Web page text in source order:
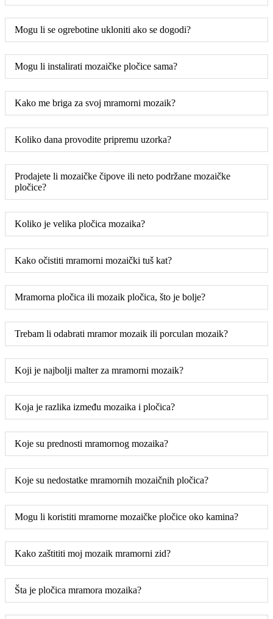
Mogu li se ogrebotine ukloniti ako se dogodi?
Mogu li instalirati mozaičke pločice sama?
Kako me briga za svoj mramorni mozaik?
Koliko dana provodite pripremu uzorka?
Prodajete li mozaičke čipove ili neto podržane mozaičke
pločice?
Koliko je velika pločica mozaika?
Kako očistiti mramorni mozaički tuš kat?
Mramorna pločica ili mozaik pločica, što je bolje?
Trebam li odabrati mramor mozaik ili porculan mozaik?
Koji je najbolji malter za mramorni mozaik?
Koja je razlika između mozaika i pločica?
Koje su prednosti mramornog mozaika?
Koje su nedostatke mramornih mozaičnih pločica?
Mogu li koristiti mramorne mozaičke pločice oko kamina?
Kako zaštititi moj mozaik mramorni zid?
Šta je pločica mramora mozaika?